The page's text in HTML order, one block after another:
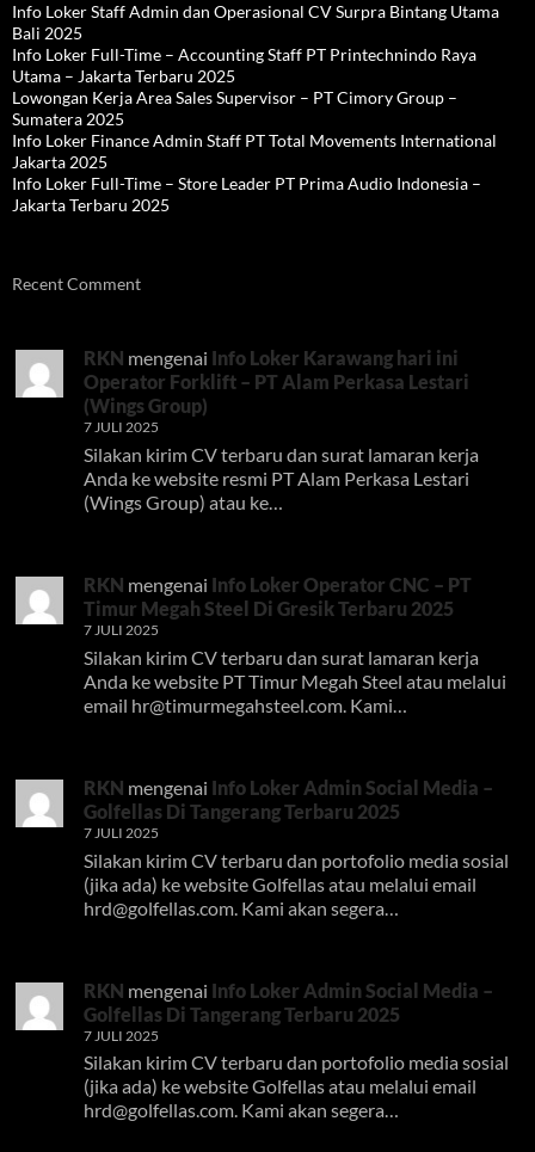
Info Loker Staff Admin dan Operasional CV Surpra Bintang Utama
Bali 2025
Info Loker Full-Time – Accounting Staff PT Printechnindo Raya
Utama – Jakarta Terbaru 2025
Lowongan Kerja Area Sales Supervisor – PT Cimory Group –
Sumatera 2025
Info Loker Finance Admin Staff PT Total Movements International
Jakarta 2025
Info Loker Full-Time – Store Leader PT Prima Audio Indonesia –
Jakarta Terbaru 2025
Recent Comment
RKN mengenai Info Loker Karawang hari ini
Operator Forklift – PT Alam Perkasa Lestari
(Wings Group)
7 JULI 2025
Silakan kirim CV terbaru dan surat lamaran kerja
Anda ke website resmi PT Alam Perkasa Lestari
(Wings Group) atau ke…
RKN mengenai Info Loker Operator CNC – PT
Timur Megah Steel Di Gresik Terbaru 2025
7 JULI 2025
Silakan kirim CV terbaru dan surat lamaran kerja
Anda ke website PT Timur Megah Steel atau melalui
email hr@timurmegahsteel.com. Kami…
RKN mengenai Info Loker Admin Social Media –
Golfellas Di Tangerang Terbaru 2025
7 JULI 2025
Silakan kirim CV terbaru dan portofolio media sosial
(jika ada) ke website Golfellas atau melalui email
hrd@golfellas.com . Kami akan segera…
RKN mengenai Info Loker Admin Social Media –
Golfellas Di Tangerang Terbaru 2025
7 JULI 2025
Silakan kirim CV terbaru dan portofolio media sosial
(jika ada) ke website Golfellas atau melalui email
hrd@golfellas.com. Kami akan segera…